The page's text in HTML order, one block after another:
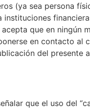
(ya sea persona
que en ningún
en contacto
del
que el uso del